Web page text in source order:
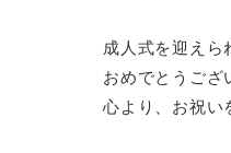
成人式を迎えら
おめでとうござ
心より、お祝い